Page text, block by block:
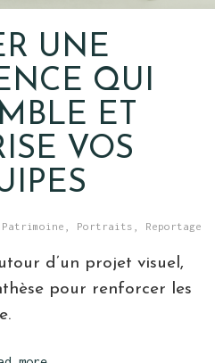
UNE
QUI
ET
VOS
Patrimoine Portraits Reportage
d’un projet visuel,
pour renforcer les